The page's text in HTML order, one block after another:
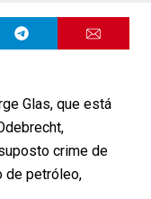
Glas, que está
crime de
de petróleo,